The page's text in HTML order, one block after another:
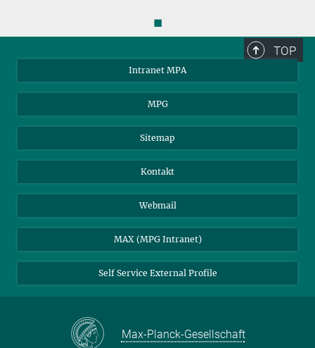
◼
TOP
Intranet MPA
MPG
Sitemap
Kontakt
Webmail
MAX (MPG Intranet)
Self Service External Profile
Max-Planck-Gesellschaft